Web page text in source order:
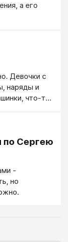
а его
Девочки с
наряды и
что-то
мужчину.
по Сергею
-
но